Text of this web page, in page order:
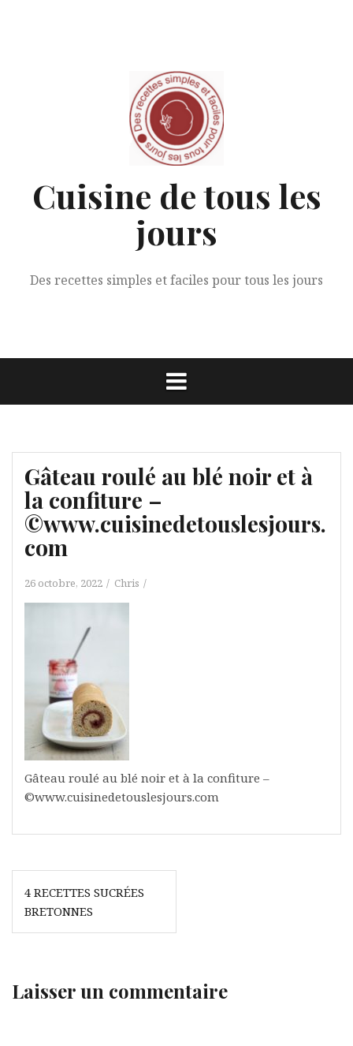
Cuisine de tous les
jours
Des recettes simples et faciles pour tous les jours
Gâteau roulé au blé noir et à
la confiture –
©www.cuisinedetouslesjours.
com
26 octobre, 2022 Chris
Gâteau roulé au blé noir et à la confiture –
©www.cuisinedetouslesjours.com
Navigation
de
l’article
4 RECETTES SUCRÉES
BRETONNES
Laisser un commentaire